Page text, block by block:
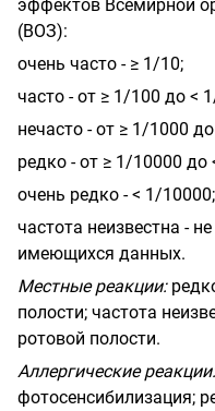
эффектов Всемирной
(ВОЗ):
очень часто - ≥ 1/10;
часто - от ≥ 1/100 до <
нечасто - от ≥ 1/1000
редко - от ≥ 1/10000 до
очень редко - < 1/10000;
частота неизвестна -
имеющихся данных.
Местные реакции:
полости; частота
ротовой полости.
Аллергические реакции:
фотосенсибилизация;